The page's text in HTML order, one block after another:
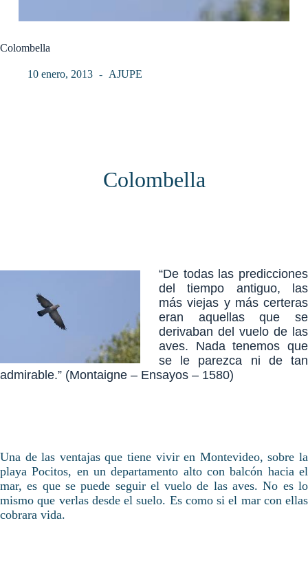
Colombella
10 enero, 2013 AJUPE
Colombella
“De todas las predicciones
del tiempo antiguo, las
más viejas y más certeras
eran aquellas que se
derivaban del vuelo de las
aves. Nada tenemos que
se le parezca ni de tan
admirable.” (Montaigne – Ensayos – 1580)
Una de las ventajas que tiene vivir en Montevideo, sobre la
playa Pocitos, en un departamento alto con balcón hacia el
mar, es que se puede seguir el vuelo de las aves. No es lo
mismo que verlas desde el suelo. Es como si el mar con ellas
cobrara vida.